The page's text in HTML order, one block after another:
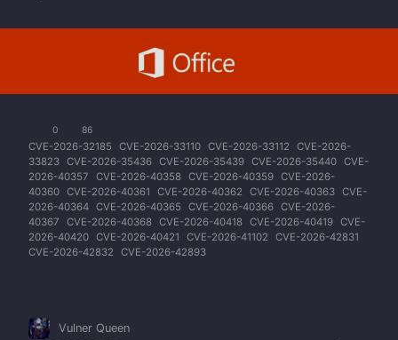
0 86
CVE-2026-32185 CVE-2026-33110 CVE-2026-33112
CVE-2026-
33823 CVE-2026-35436 CVE-2026-35439 CVE-2026-35440 CVE-
2026-40357
CVE-2026-40358 CVE-2026-40359 CVE-2026-
40360 CVE-2026-40361 CVE-2026-40362 CVE-2026-40363 CVE-
2026-40364 CVE-2026-40365 CVE-2026-40366 CVE-2026-
40367
CVE-2026-40368 CVE-2026-40418 CVE-2026-40419 CVE-
2026-40420 CVE-2026-40421 CVE-2026-41102
CVE-2026-42831
CVE-2026-42832
CVE-2026-42893
Vulner Queen